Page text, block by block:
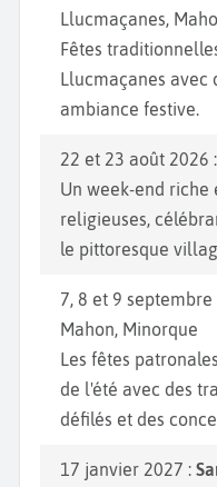
Llucmaçanes,
Fêtes
Llucmaçanes avec
ambiance festive.
22 et 23 août 2026 :
Un week-end
religieuses,
le pittoresque
7, 8 et 9 septembre
Mahon, Minorque
Les fêtes
de l'été avec des
défilés et des
17 janvier 2027 :